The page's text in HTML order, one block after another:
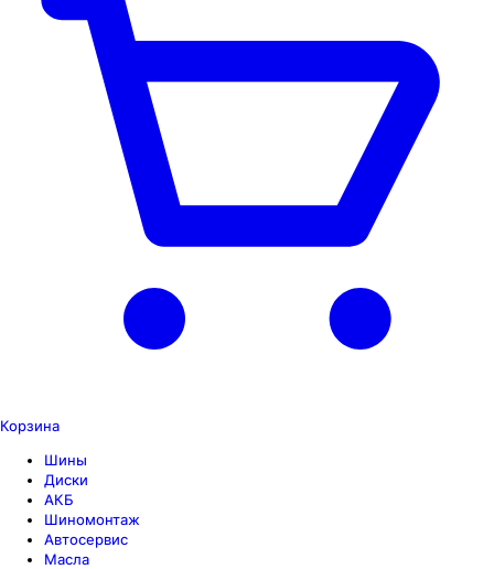
Корзина
Шины
Диски
АКБ
Шиномонтаж
Автосервис
Масла